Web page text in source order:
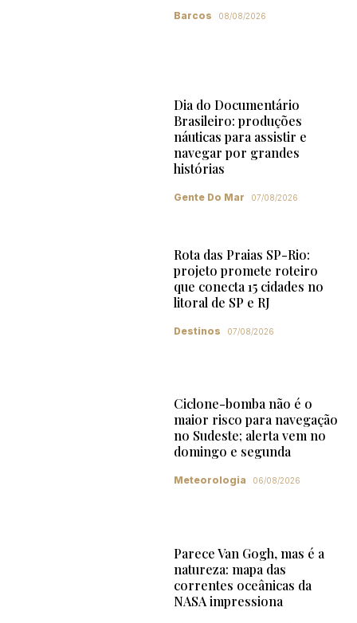
Barcos 08/08/2026
Dia do Documentário
Brasileiro: produções
náuticas para assistir e
navegar por grandes
histórias
Gente Do Mar 07/08/2026
Rota das Praias SP-Rio:
projeto promete roteiro
que conecta 15 cidades no
litoral de SP e RJ
Destinos 07/08/2026
Ciclone-bomba não é o
maior risco para navegação
no Sudeste; alerta vem no
domingo e segunda
Meteorologia 06/08/2026
Parece Van Gogh, mas é a
natureza: mapa das
correntes oceânicas da
NASA impressiona